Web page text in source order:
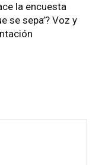
la encuesta
se sepa’? Voz y